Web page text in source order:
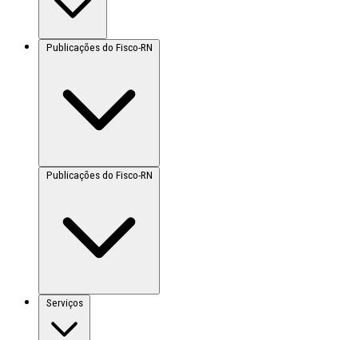
Publicações do Fisco-RN
Publicações do Fisco-RN
Serviços